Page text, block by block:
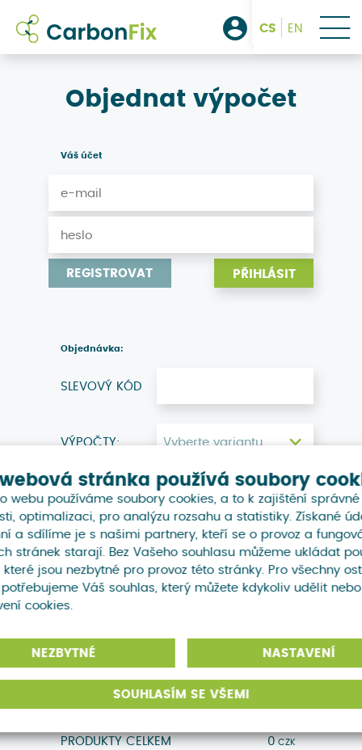
kontakt
přihlásit
CS EN
Objednat výpočet
Váš účet
REGISTROVAT
Objednávka:
SLEVOVÝ KÓD
VÝPOČTY:
CERTIFICATE
0
ZADÁVÁNÍ DAT
0
METODIKA SBĚRU DAT
0
VÍCE ZPRÁV DLE METODIK
0
POROVNÁNÍ VÝPOČTŮ
PRODUKTY CELKEM 0
PRODUKTY CELKEM 0
stránka používá soubory
webu používáme soubory cookies, a to k zajištění správné
optimalizaci, pro analýzu rozsahu a statistiky. Získané
a sdílíme je s našimi partnery, kteří se o provoz a
stránek starají. Bez Vašeho souhlasu můžeme ukládat
které jsou nezbytné pro provoz této stránky. Pro všechny
Váš souhlas, který můžete kdykoliv udělit
cookies.
NEZBYTNÉ NASTAVENÍ
SOUHLASÍM SE VŠEMI